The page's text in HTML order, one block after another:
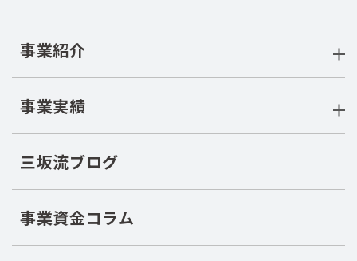
事業紹介
事業実績
三坂流ブログ
事業資金コラム